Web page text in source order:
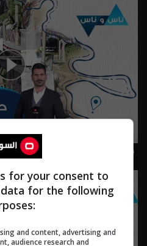
طريق الزائرين بغداد - ناس وناس م٩ - الحلقة ٩٢ |
for your consent to
data for the following
and content, advertising and
audience research and